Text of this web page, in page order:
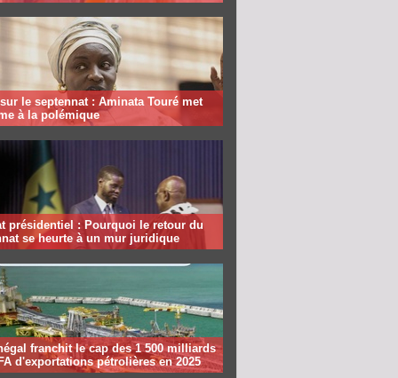
le septennat : Aminata Touré met
à la polémique
présidentiel : Pourquoi le retour du
se heurte à un mur juridique
franchit le cap des 1 500 milliards
d'exportations pétrolières en 2025